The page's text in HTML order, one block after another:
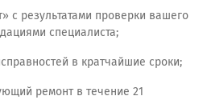
с результатами проверки вашего
специалиста;
в кратчайшие сроки;
ремонт в течение 21